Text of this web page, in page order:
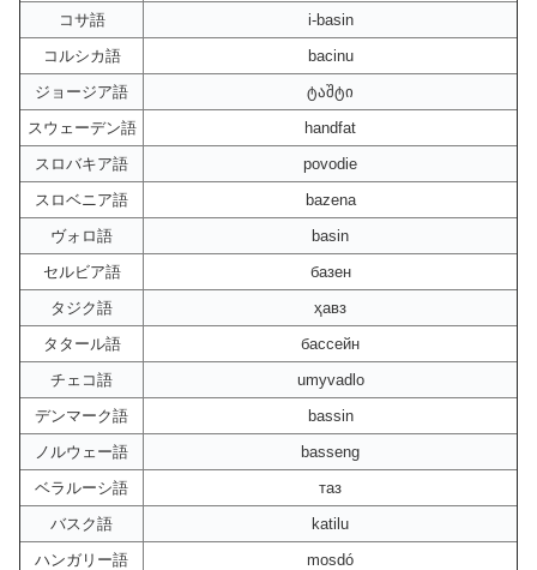
コサ語
i-basin
コルシカ語
bacinu
ジョージア語
ტაშტი
スウェーデン語
handfat
スロバキア語
povodie
スロベニア語
bazena
ヴォロ語
basin
セルビア語
базен
タジク語
ҳавз
タタール語
бассейн
チェコ語
umyvadlo
デンマーク語
bassin
ノルウェー語
basseng
ベラルーシ語
таз
バスク語
katilu
ハンガリー語
mosdó